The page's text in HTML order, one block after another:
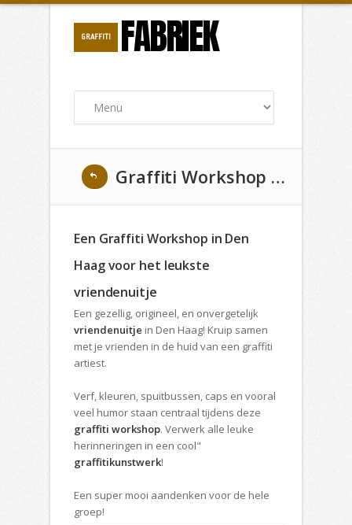
GRAFFITI FABRIEK
Graffiti Workshop Vriendenuitje in Den Haag
Een Graffiti Workshop in Den
Haag voor het leukste
vriendenuitje
Een gezellig, origineel, en onvergetelijk
vriendenuitje in Den Haag! Kruip samen
met je vrienden in de huid van een graffiti
artiest.
Verf, kleuren, spuitbussen, caps en vooral
veel humor staan centraal tijdens deze
graffiti workshop. Verwerk alle leuke
herinneringen in een cool"
graffitikunstwerk!
Een super mooi aandenken voor de hele
groep!